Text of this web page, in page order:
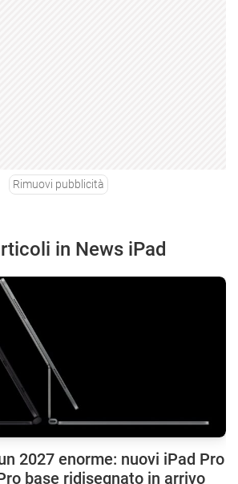
Rimuovi pubblicità
in News iPad
2027 enorme: nuovi iPad Pro
base ridisegnato in arrivo